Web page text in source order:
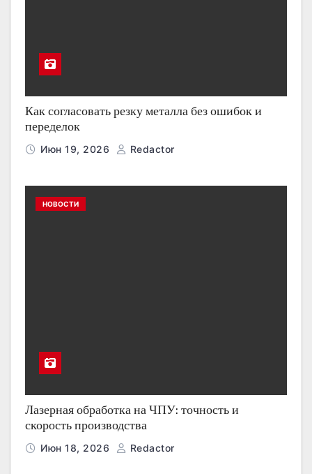
Как согласовать резку металла без ошибок и
переделок
Июн 19, 2026 Redactor
НОВОСТИ
Лазерная обработка на ЧПУ: точность и
скорость производства
Июн 18, 2026 Redactor